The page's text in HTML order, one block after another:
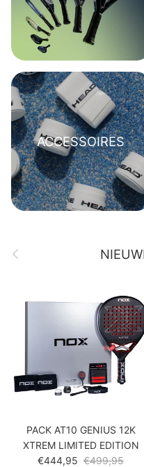
ACCESSOIRES
Vorige
PACK AT10 GENIUS 12K
XTREM LIMITED EDITION
Verkoopprijs
€444,95 Reguliere prijs
€499,95